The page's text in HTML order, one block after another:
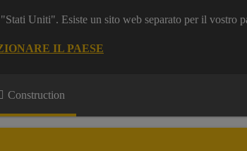
Uniti". Esiste un sito web separato per il vostro
IL PAESE
Construction